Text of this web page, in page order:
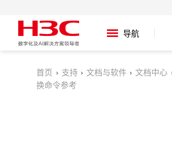
导航
首页 支持 文档与软件 文档中心
换命令参考